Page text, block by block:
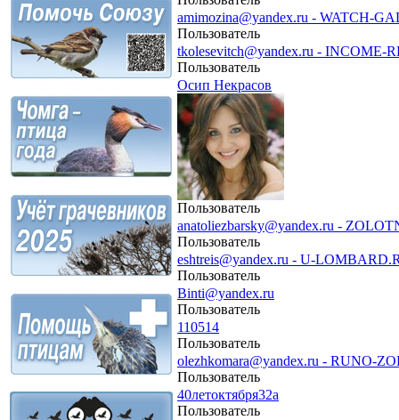
amimozina@yandex.ru - WATCH-
Пользователь
tkolesevitch@yandex.ru - INCOME-
Пользователь
Осип Некрасов
Пользователь
anatoliezbarsky@yandex.ru -
Пользователь
eshtreis@yandex.ru - U-
Пользователь
Binti@yandex.ru
Пользователь
110514
Пользователь
olezhkomara@yandex.ru - RUNO-
Пользователь
40летоктября32а
Пользователь